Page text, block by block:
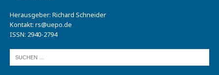
Herausgeber: Richard Schneider
Kontakt: rs@uepo.de
ISSN: 2940-2794